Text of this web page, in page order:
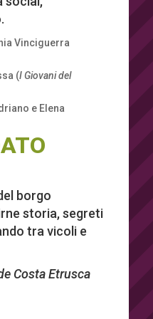
Vinciguerra
(I Giovani del
e Elena
borgo
storia, segreti
tra vicoli e
Costa Etrusca